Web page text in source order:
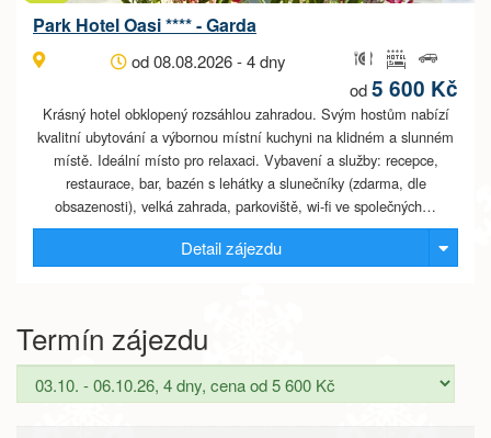
Park Hotel Oasi **** - Garda
od 08.08.2026 - 4 dny
od5 600 Kč
Krásný hotel obklopený rozsáhlou zahradou. Svým hostům nabízí
kvalitní ubytování a výbornou místní kuchyni na klidném a slunném
místě. Ideální místo pro relaxaci. Vybavení a služby: recepce,
restaurace, bar, bazén s lehátky a slunečníky (zdarma, dle
obsazenosti), velká zahrada, parkoviště, wi-fi ve společných…
Detail zájezdu
Termín zájezdu